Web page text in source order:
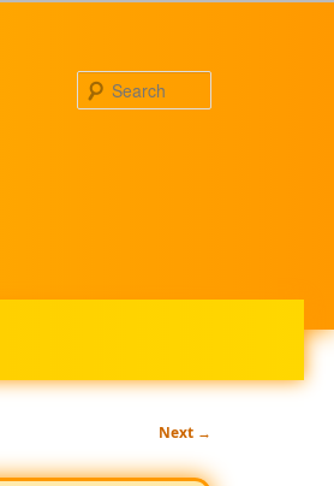
Next →